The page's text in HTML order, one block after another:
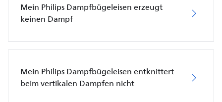
Mein Philips Dampfbügeleisen erzeugt
keinen Dampf
Mein Philips Dampfbügeleisen entknittert
beim vertikalen Dampfen nicht